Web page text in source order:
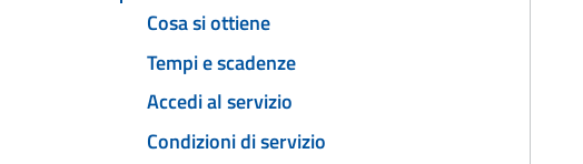
Cosa si ottiene
Tempi e scadenze
Accedi al servizio
Condizioni di servizio